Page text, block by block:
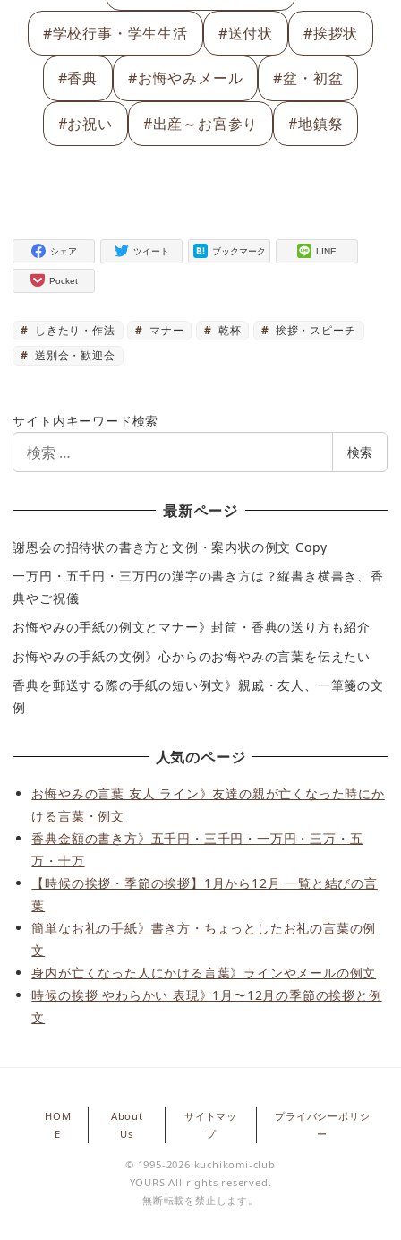
#学校行事・学生生活 #送付状 #挨拶状
#香典 #お悔やみメール #盆・初盆
#お祝い #出産～お宮参り #地鎮祭
シェア ツイート ブックマーク LINE
Pocket
しきたり・作法 マナー 乾杯
挨拶・スピーチ
送別会・歓迎会
サイト内キーワード検索
索
検索
最新ページ
謝恩会の招待状の書き方と文例・案内状の例文 Copy
一万円・五千円・三万円の漢字の書き方は？縦書き横書き、香
典やご祝儀
お悔やみの手紙の例文とマナー》封筒・香典の送り方も紹介
お悔やみの手紙の文例》心からのお悔やみの言葉を伝えたい
香典を郵送する際の手紙の短い例文》親戚・友人、一筆箋の文
例
人気のページ
お悔やみの言葉 友人 ライン》友達の親が亡くなった時にか
ける言葉・例文
香典金額の書き方》五千円・三千円・一万円・三万・五
万・十万
【時候の挨拶・季節の挨拶】1月から12月 一覧と結びの言
葉
簡単なお礼の手紙》書き方・ちょっとしたお礼の言葉の例
文
身内が亡くなった人にかける言葉》ラインやメールの例文
時候の挨拶 やわらかい 表現》1月〜12月の季節の挨拶と例
文
HOM
E
About
Us
サイトマッ
プ
プライバシーポリシ
ー
© 1995-2026 kuchikomi-club
YOURS All rights reserved.
無断転載を禁止します。